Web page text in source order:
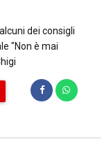
dei consigli
"Non è mai